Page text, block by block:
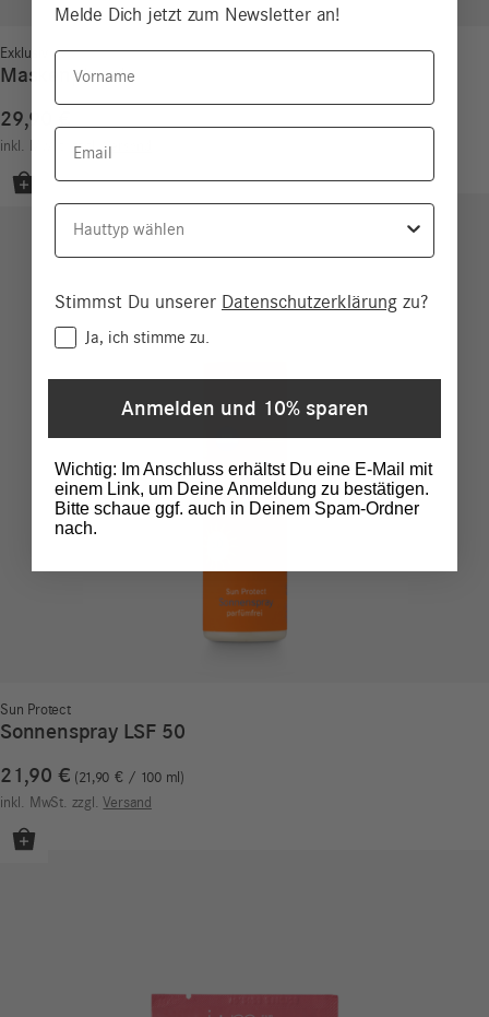
Exklusiv
Maskenpinsel
29,90
inkl. MwSt. zzgl.Versand
Sun Protect
Sonnenspray LSF 50
21,90 € 21,90€/ 100 ml
inkl. MwSt. zzgl. Versand
Melde Dich jetzt zum Newsletter an!
Vorname
Email
Hauttyp
Stimmst Du unserer Datenschutzerklärung zu?
ConsentJa, ich stimme zu.
Anmelden und 10% sparen
Wichtig: Im Anschluss erhältst Du eine E-Mail mit
einem Link, um Deine Anmeldung zu bestätigen.
Bitte schaue ggf. auch in Deinem Spam-Ordner
nach.